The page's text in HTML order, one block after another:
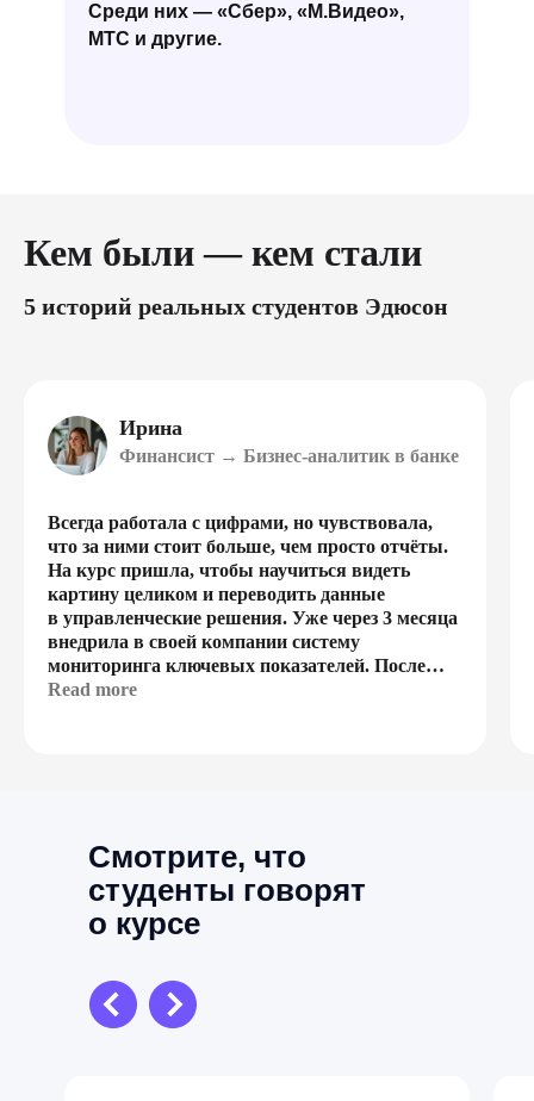
Среди них — «Сбер», «М.Видео»,
МТС и другие.
Кем были — кем стали
5 историй реальных студентов Эдюсон
Ирина
Финансист → Бизнес-аналитик в банке
Всегда работала с цифрами, но чувствовала,
что за ними стоит больше, чем просто отчёты.
На курс пришла, чтобы научиться видеть
картину целиком и переводить данные
в управленческие решения. Уже через 3 месяца
внедрила в своей компании систему
мониторинга ключевых показателей. После
окончания курса меня пригласили в проект
Read more
Смотрите, что
студенты говорят
о курсе